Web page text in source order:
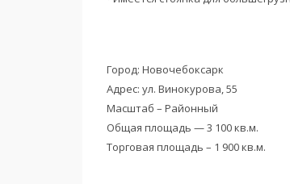
Город: Новочебоксарк
Адрес: ул. Винокурова, 55
Масштаб – Районный
Общая площадь — 3 100 кв.м.
Торговая площадь – 1 900 кв.м.